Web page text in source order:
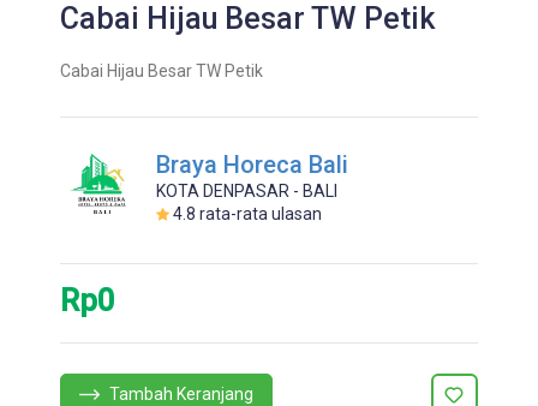
Cabai Hijau Besar TW Petik
Cabai Hijau Besar TW Petik
Braya Horeca Bali
KOTA DENPASAR - BALI
4.8 rata-rata ulasan
Rp0
Tambah Keranjang